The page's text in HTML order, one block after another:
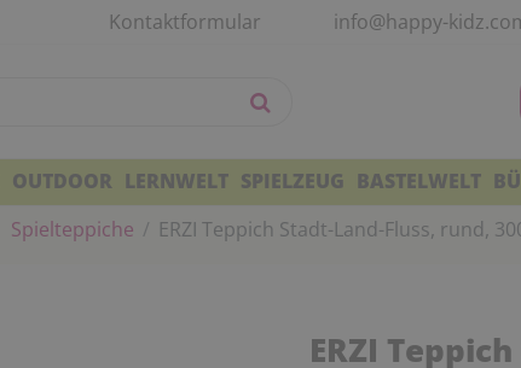
Kontaktformular info@happy-
OUTDOOR LERNWELT SPIELZEUG BASTELWELT
Spielteppiche ERZI Teppich Stadt-Land-Fluss, rund,
ERZI